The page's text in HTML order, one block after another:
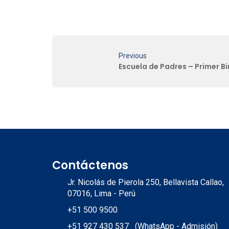
Previous
Escuela de Padres – Primer
Contáctenos
Jr. Nicolás de Pierola 250, Bellavista Callao,
07016, Lima - Perú
+51 500 9500
+51 927 430 537 (WhatsApp - Admisión)